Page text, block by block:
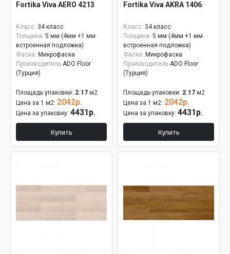
Fortika Viva AERO 4213
Класс: 34 класс
Толщина: 5 мм (4мм +1 мм
встроенная подложка)
Фаска: Микрофаска
Производитель ADO Floor
(Турция)
Площадь упаковки: 2.17 м2
Цена за 1 м2: 2042р.
Цена за упаковку: 4431р.
Купить
Fortika Viva AKRA 1406
Класс: 34 класс
Толщина: 5 мм (4мм +1 мм
встроенная подложка)
Фаска: Микрофаска
Производитель ADO Floor
(Турция)
Площадь упаковки: 2.17 м2
Цена за 1 м2: 2042р.
Цена за упаковку: 4431р.
Купить